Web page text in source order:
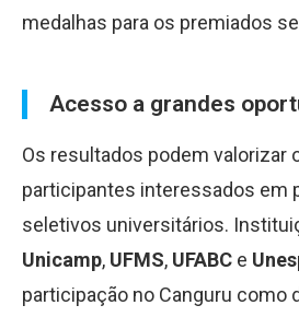
medalhas para os premiados
Acesso a grandes
Os resultados podem valorizar
participantes interessados em
seletivos universitários.
Unicamp, UFMS, UFABC e
participação no Canguru como